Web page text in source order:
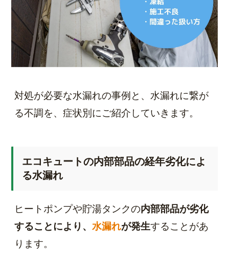
対処が必要な水漏れの事例と、水漏れに繋が
る不調を、症状別にご紹介していきます。
エコキュートの内部部品の経年劣化によ
る水漏れ
ヒートポンプや貯湯タンクの内部部品が劣化
することにより、 水漏れが発生することがあ
ります。